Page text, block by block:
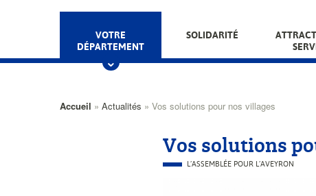
Main
menu
VOTRE
DÉPARTEMENT
SOLIDARITÉ
d'Ariane
Accueil Actualités Vos solutions pour nos villages
Vos solutions
CATÉGORIE
L’ASSEMBLÉE POUR L’AVEYRON